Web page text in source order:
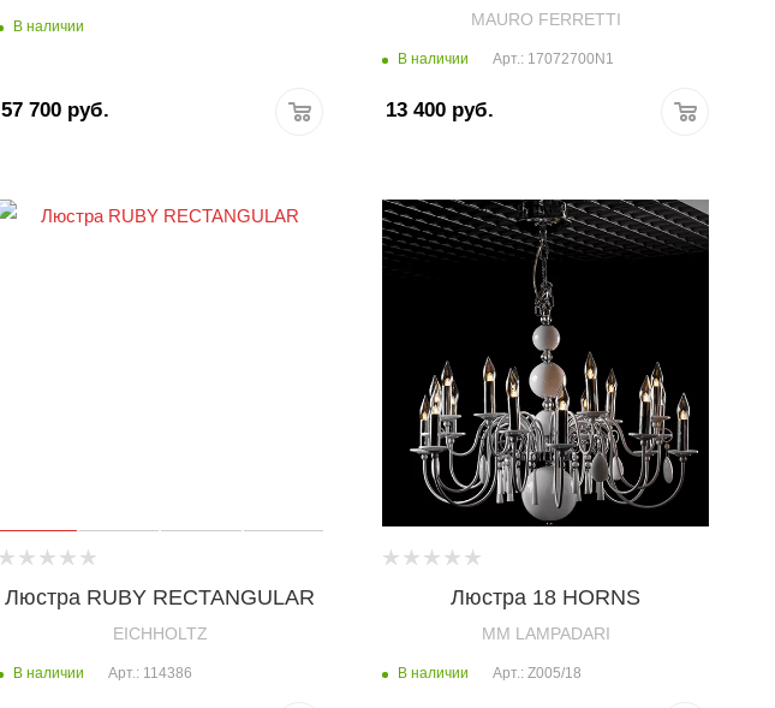
В наличии
57 700руб.
MAURO FERRETTI
В наличии Арт.: 17072700N1
13 400 руб.
Люстра RUBY RECTANGULAR
EICHHOLTZ
В наличии Арт.: 114386
Люстра 18 HORNS
MM LAMPADARI
В наличии Арт.: Z005/18